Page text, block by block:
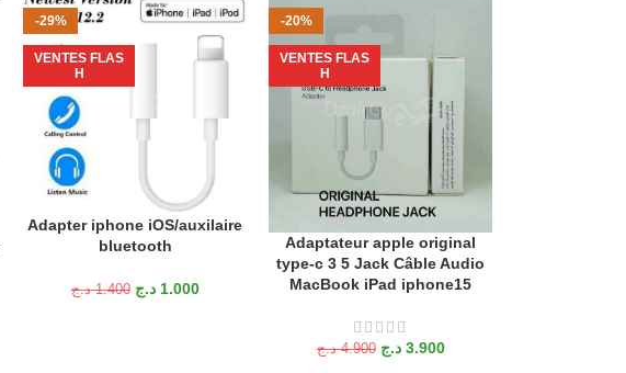
-29%
VENTES FLAS
H
AJOUTER AU PANIER
Adapter iphone iOS/auxilaire
bluetooth
1.400 د.ج 1.000 د.ج
-20%
VENTES FLAS
H
AJOUTER AU PANIER
Adaptateur apple original
type-c 3 5 Jack Câble Audio
MacBook iPad iphone15
4.900 د.ج 3.900 د.ج